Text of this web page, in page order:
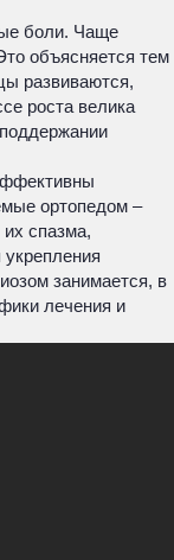
боли. Чаще
объясняется тем
развиваются,
роста велика
ортопедом –
спазма,
занимается, в
лечения и